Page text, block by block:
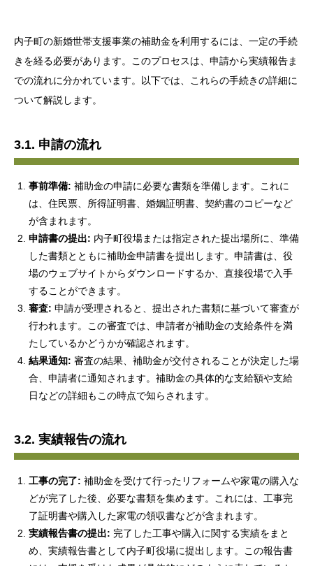
内子町の新婚世帯支援事業の補助金を利用するには、一定の手続
きを経る必要があります。このプロセスは、申請から実績報告ま
での流れに分かれています。以下では、これらの手続きの詳細に
ついて解説します。
3.1. 申請の流れ
事前準備: 補助金の申請に必要な書類を準備します。これに
は、住民票、所得証明書、婚姻証明書、契約書のコピーなど
が含まれます。
申請書の提出: 内子町役場または指定された提出場所に、準備
した書類とともに補助金申請書を提出します。申請書は、役
場のウェブサイトからダウンロードするか、直接役場で入手
することができます。
審査: 申請が受理されると、提出された書類に基づいて審査が
行われます。この審査では、申請者が補助金の支給条件を満
たしているかどうかが確認されます。
結果通知: 審査の結果、補助金が交付されることが決定した場
合、申請者に通知されます。補助金の具体的な支給額や支給
日などの詳細もこの時点で知らされます。
3.2. 実績報告の流れ
工事の完了: 補助金を受けて行ったリフォームや家電の購入な
どが完了した後、必要な書類を集めます。これには、工事完
了証明書や購入した家電の領収書などが含まれます。
実績報告書の提出: 完了した工事や購入に関する実績をまと
め、実績報告書として内子町役場に提出します。この報告書